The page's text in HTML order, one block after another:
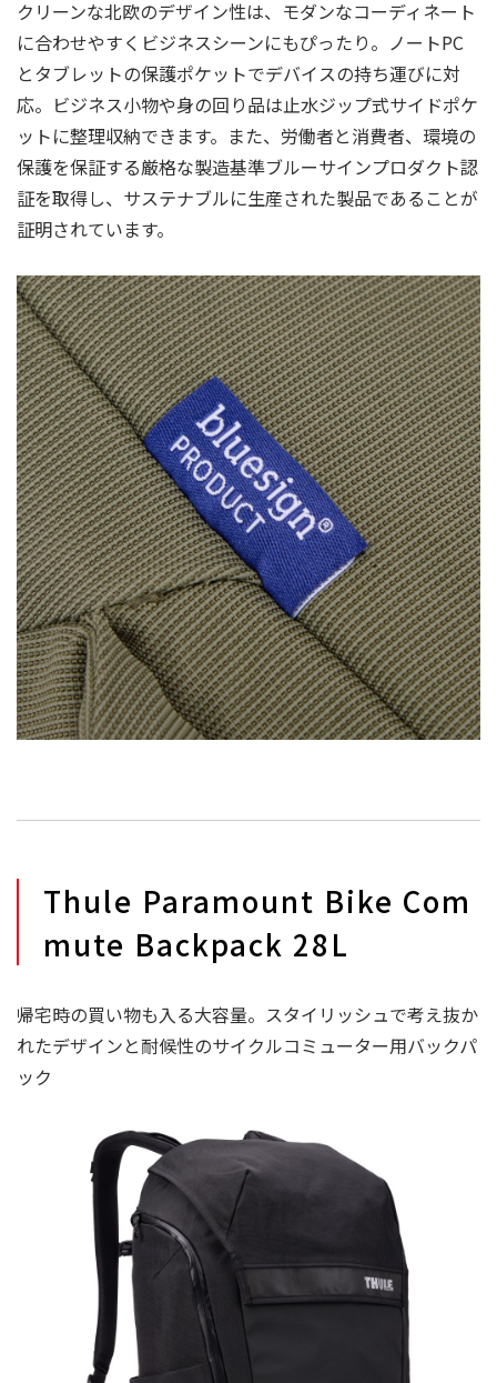
クリーンな北欧のデザイン性は、モダンなコーディネート
に合わせやすくビジネスシーンにもぴったり。ノートPC
とタブレットの保護ポケットでデバイスの持ち運びに対
応。ビジネス小物や身の回り品は止水ジップ式サイドポケ
ットに整理収納できます。また、労働者と消費者、環境の
保護を保証する厳格な製造基準ブルーサインプロダクト認
証を取得し、サステナブルに生産された製品であることが
証明されています。
Thule Paramount Bike Com
mute Backpack 28L
帰宅時の買い物も入る大容量。スタイリッシュで考え抜か
れたデザインと耐候性のサイクルコミューター用バックパ
ック